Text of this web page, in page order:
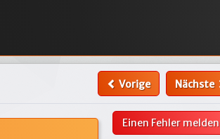
Vorige Nächste
Einen Fehler melden